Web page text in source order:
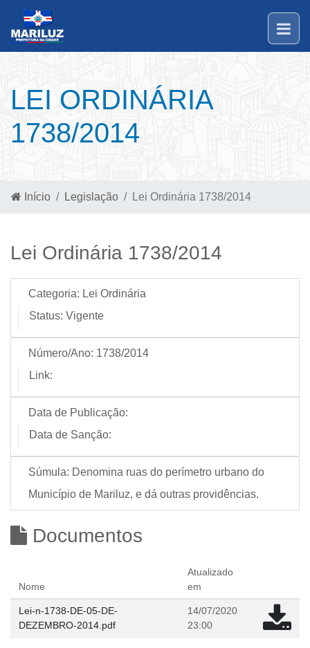
LEI ORDINÁRIA
1738/2014
Início Legislação Lei Ordinária 1738/2014
Lei Ordinária 1738/2014
Categoria: Lei Ordinária
Status: Vigente
Número/Ano: 1738/2014
Link:
Data de Publicação:
Data de Sanção:
Súmula: Denomina ruas do perímetro urbano do
Município de Mariluz, e dá outras providências.
Documentos
Nome
Atualizado
em
Lei-n-1738-DE-05-DE-
DEZEMBRO-2014.pdf
14/07/2020
23:00